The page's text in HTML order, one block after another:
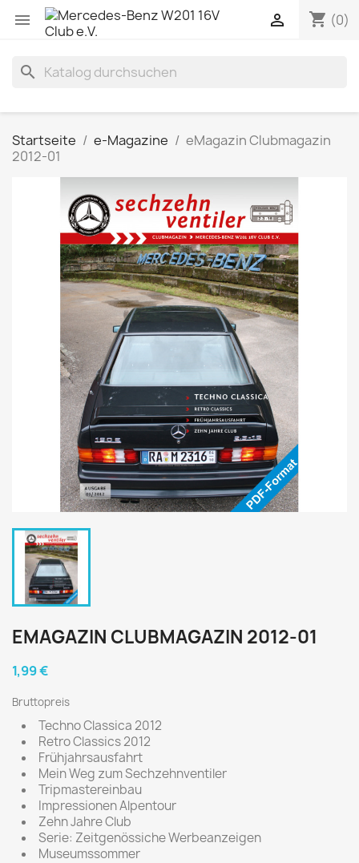
 shopping_cart (0)

search
Startseite e-Magazine
eMagazin Clubmagazin
2012-01
EMAGAZIN CLUBMAGAZIN 2012-01
1,99 €
Bruttopreis
Techno Classica 2012
Retro Classics 2012
Frühjahrsausfahrt
Mein Weg zum Sechzehnventiler
Tripmastereinbau
Impressionen Alpentour
Zehn Jahre Club
Serie: Zeitgenössiche Werbeanzeigen
Museumssommer